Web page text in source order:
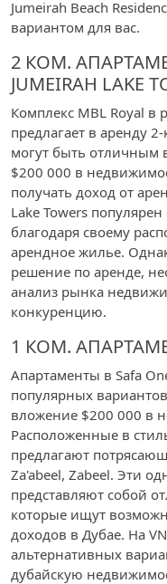
Jumeirah Beach
вариантом для вас.
2 КОМ.
JUMEIRAH LAKE
Комплекс MBL Royal в
предлагает в аренду
могут быть отличным
$200 000 в
получать доход от
Lake Towers
благодаря своему
арендное жилье.
решение по аренде,
анализ рынка
конкуренцию.
1 КОМ.
Апартаменты в Safa
популярных
вложение $200 000 в
Расположенные в
предлагают
Za'abeel, Zabeel. Эти
представляют собой
которые ищут
доходов в Дубае. На
альтернативных
дубайскую